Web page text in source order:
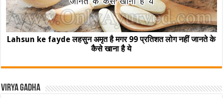
Lahsun ke fayde लहसुन अमृत है मगर 99 प्रतिशत लोग नहीं जानते के
कैसे खाना है ये
Virya Gadha